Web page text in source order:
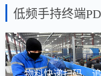
低频手持终端